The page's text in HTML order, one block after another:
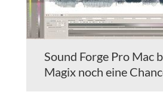
Sound Forge Pro Mac
Magix noch eine